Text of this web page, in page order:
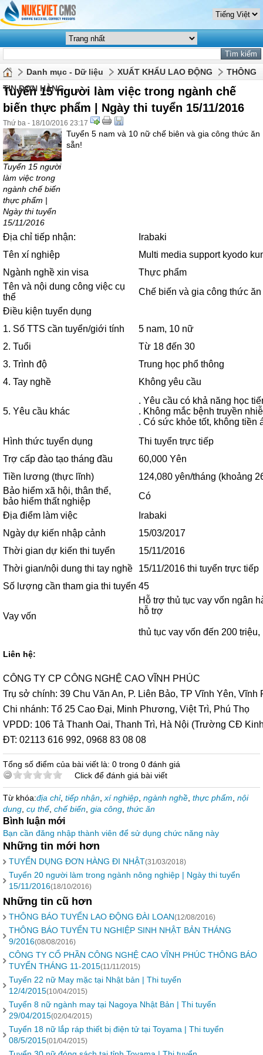
Danh mục - Dữ liệu XUẤT KHẨU LAO ĐỘNG
THÔNG
TIN ĐƠN HÀNG
Tuyển 15 người làm việc trong ngành chế
biến thực phẩm | Ngày thi tuyển 15/11/2016
Thứ ba - 18/10/2016 23:17
Tuyển 15 người
làm việc trong
ngành chế biến
thực phẩm |
Ngày thi tuyển
15/11/2016
Tuyển 5 nam và 10 nữ chế biên và gia công thức ăn
sẵn!
Địa chỉ tiếp nhận:
Irabaki
Tên xí nghiệp
Multi media support kyodo
Ngành nghề xin visa
Thực phẩm
Tên và nội dung công việc cụ
thể
Chế biến và gia công thức ăn
Điều kiện tuyển dụng
1. Số TTS cần tuyển/giới tính
5 nam, 10 nữ
2. Tuổi
Từ 18 đến 30
3. Trình độ
Trung học phổ thông
4. Tay nghề
Không yêu cầu
5. Yêu cầu khác
. Yêu cầu có khả năng học
. Không mắc bệnh truyền
. Có sức khỏe tốt, không tiền
Hình thức tuyển dụng
Thi tuyển trực tiếp
Trợ cấp đào tạo tháng đầu
60,000 Yên
Tiền lương (thực lĩnh)
124,080 yên/tháng (khoảng
Bảo hiểm xã hội, thân thể,
bảo hiểm thất nghiệp
Có
Địa điểm làm việc
Irabaki
Ngày dự kiến nhập cảnh
15/03/2017
Thời gian dự kiến thi tuyển
15/11/2016
Thời gian/nội dung thi tay nghề
15/11/2016 thi tuyển trực tiếp
Số lượng cần tham gia thi tuyển 45
Vay vốn
Hỗ trợ thủ tục vay vốn ngân
hỗ trợ
thủ tục vay vốn đến 200
Liên hệ:
CÔNG TY CP CÔNG NGHỆ CAO VĨNH PHÚC
Trụ sở chính: 39 Chu Văn An, P. Liên Bảo, TP Vĩnh Yên,
Chi nhánh: Tổ 25 Cao Đại, Minh Phương, Việt Trì, Phú Thọ
VPDD: 106 Tả Thanh Oai, Thanh Trì, Hà Nội (Trường CĐ
ĐT: 02113 616 992, 0968 83 08 08
Tổng số điểm của bài viết là: 0 trong 0 đánh giá
Click để đánh giá bài viết
Từ khóa:địa chỉ, tiếp nhận,xí nghiệp, ngành nghề, thực phẩm, nội
dung, cụ thể, chế biến, gia công, thức ăn
Bình luận mới
Bạn cần đăng nhập thành viên để sử dụng chức năng này
Những tin mới hơn
TUYỂN DỤNG ĐƠN HÀNG ĐI NHẬT(31/03/2018)
Tuyển 20 người làm trong ngành nông nghiệp | Ngày thi tuyển
15/11/2016(18/10/2016)
Những tin cũ hơn
THÔNG BÁO TUYỂN LAO ĐỘNG ĐÀI LOAN(12/08/2016)
THÔNG BÁO TUYỂN TU NGHIỆP SINH NHẬT BẢN THÁNG
9/2016(08/08/2016)
CÔNG TY CỔ PHẦN CÔNG NGHỆ CAO VĨNH PHÚC THÔNG BÁO
TUYỂN THÁNG 11-2015(11/11/2015)
Tuyển 22 nữ May mặc tại Nhật bản | Thi tuyển
12/4/2015(10/04/2015)
Tuyển 8 nữ ngành may tại Nagoya Nhật Bản | Thi tuyển
29/04/2015(02/04/2015)
Tuyển 18 nữ lắp ráp thiết bị điện tử tại Toyama | Thi tuyển
08/5/2015(01/04/2015)